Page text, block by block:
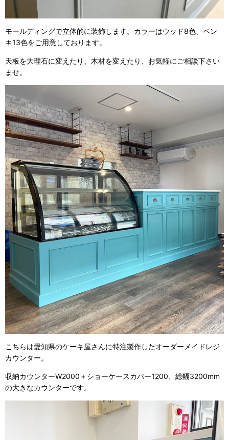
モールディングで立体的に装飾します。カラーはウッド8色、ペン
キ13色をご用意しております。
天板を大理石に変えたり、木材を変えたり、お気軽にご相談下さい
ませ。
こちらは愛知県のケーキ屋さんに特注製作したオーダーメイドレジ
カウンター。
収納カウンターW2000＋ショーケースカバー1200、総幅3200mm
の大きなカウンターです。